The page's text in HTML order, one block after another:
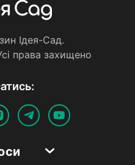
Iдея-Сад.
права захищено